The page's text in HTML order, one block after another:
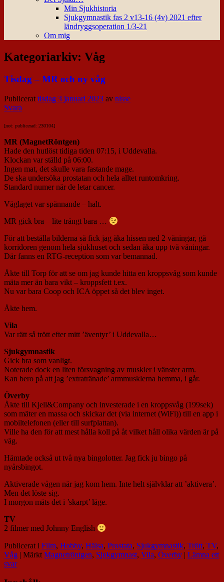
Min Sjukhistoria
Sjukgymnastik fas 2 v13-16 (4v) 2021 efter
ländryggsoperation 1/3-21
Om mig
Kategoriarkiv: Våg
Tisdag – MR och ny våg
Publicerat tisdag 3 januari 2023 av nisse
Svara
[not: publicerad: 230104]
MR (MagnetRöntgen)
Hade den hutlöst tidiga tiden 07:15, i Uddevalla.
Klockan var ställd på 06:00.
Ingen mat, det skulle vara fastande mage.
De ska undersöka prostatan och hela alltet runtomkring.
Standard numer när de letar cancer.
Väglaget var spännande – halt.
MR gick bra – lite trångt bara …
För att beställa bilderna så fick jag åka hissen ned 2 våningar, gå
korridoren genom hela sjukhuset och sedan åka upp två våningar.
Där fanns en RTG-reception som var bemannad.
Åkte till Torp för att se om jag kunde hitta en kroppsvåg som kunde
mäta mer än bara vikt – kroppsfett t.ex.
Nu var bara Coop och ICA öppet så det blev inget.
Åkte hem.
Vila
Var rätt så trött efter mitt ’äventyr’ i Uddevalla…
Sjukgymnastik
Gick bra som vanligt.
Noterade dock en liten försvagning av muskler i vänster arm.
Kan bero på att jag ’extratränade’ armmusklerna hemma, i går.
Överby
Åkte till Kjell&Company och investerade i en kroppsvåg (199sek)
som mäter en massa och skickar det (via internet (WiFi)) till en app i
mobiltelefonen (eller till surfplattan).
Ville ha den för att mest hålla koll på åt vilket håll olika värden är på
väg.
Hämtade också ut två nya bingolotter. Jag fick ju bingo på
nyårsbingot.
Aktiverade vågen när jag kom hem. Inte helt självklar att ’aktivera’.
Men det löste sig.
I morgon mäts det i ’skarpt’ läge.
TV
2 filmer med Johnny English
Publicerat i Film, Hobby, Hälsa, Prostata, Sjukgymnastik, Trött, TV,
Våg | Märkt Magnetröntgen, Sjukgymnast, Vila, Överby | Lämna ett
svar